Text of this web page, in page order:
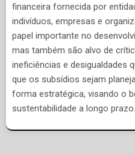
financeira fornecida por
indivíduos, empresas e
papel importante no
mas também são alvo de
ineficiências e desigualdades
que os subsídios sejam
forma estratégica, visando o
sustentabilidade a longo prazo.